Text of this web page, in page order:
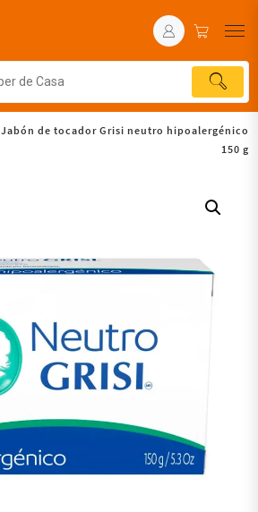
Jabón de tocador Grisi neutro hipoalergénico
150 g